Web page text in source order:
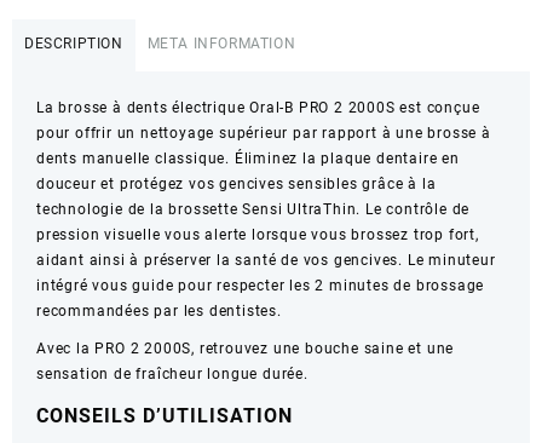
DESCRIPTION META INFORMATION
La brosse à dents électrique Oral-B PRO 2 2000S est conçue
pour offrir un nettoyage supérieur par rapport à une brosse à
dents manuelle classique. Éliminez la plaque dentaire en
douceur et protégez vos gencives sensibles grâce à la
technologie de la brossette Sensi UltraThin. Le contrôle de
pression visuelle vous alerte lorsque vous brossez trop fort,
aidant ainsi à préserver la santé de vos gencives. Le minuteur
intégré vous guide pour respecter les 2 minutes de brossage
recommandées par les dentistes.
Avec la PRO 2 2000S, retrouvez une bouche saine et une
sensation de fraîcheur longue durée.
CONSEILS D’UTILISATION